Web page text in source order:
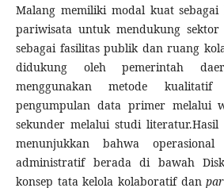
Malang memiliki modal kuat
pariwisata untuk mendukung
sebagai fasilitas publik dan ruang
didukung oleh pemerintah
menggunakan metode
pengumpulan data primer melalui
sekunder melalui studi literatur.Hasil
menunjukkan bahwa
administratif berada di bawah
konsep tata kelola kolaboratif dan